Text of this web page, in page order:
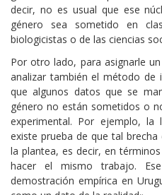
decir, no es usual que ese
género sea sometido en
biologicistas o de las ciencias
Por otro lado, para asignarle
analizar también el método de
que algunos datos que se
género no están sometidos o
experimental. Por ejemplo, la
existe prueba de que tal
la plantea, es decir, en
hacer el mismo trabajo.
demostración empírica en